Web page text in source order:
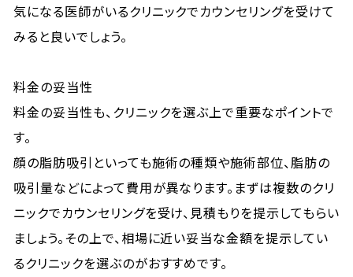
気になる医師がいるクリニックでカウンセリングを受けて
みると良いでしょう。
料金の妥当性
料金の妥当性も、クリニックを選ぶ上で重要なポイントで
す。
顔の脂肪吸引といっても施術の種類や施術部位、脂肪の
吸引量などによって費用が異なります。まずは複数のクリ
ニックでカウンセリングを受け、見積もりを提示してもらい
ましょう。その上で、相場に近い妥当な金額を提示してい
るクリニックを選ぶのがおすすめです。